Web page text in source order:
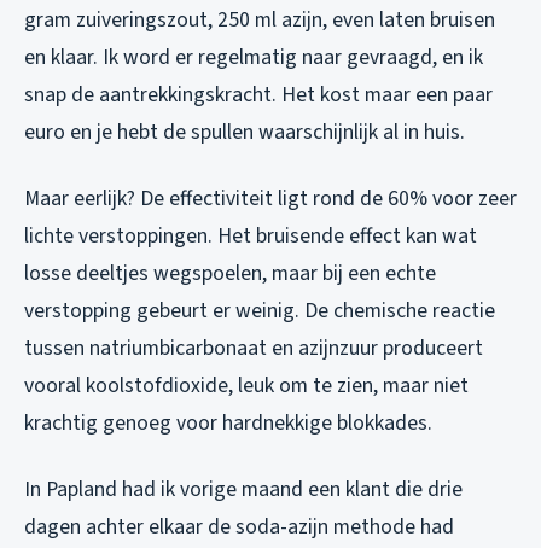
gram zuiveringszout, 250 ml azijn, even laten bruisen
en klaar. Ik word er regelmatig naar gevraagd, en ik
snap de aantrekkingskracht. Het kost maar een paar
euro en je hebt de spullen waarschijnlijk al in huis.
Maar eerlijk? De effectiviteit ligt rond de 60% voor zeer
lichte verstoppingen. Het bruisende effect kan wat
losse deeltjes wegspoelen, maar bij een echte
verstopping gebeurt er weinig. De chemische reactie
tussen natriumbicarbonaat en azijnzuur produceert
vooral koolstofdioxide, leuk om te zien, maar niet
krachtig genoeg voor hardnekkige blokkades.
In Papland had ik vorige maand een klant die drie
dagen achter elkaar de soda-azijn methode had